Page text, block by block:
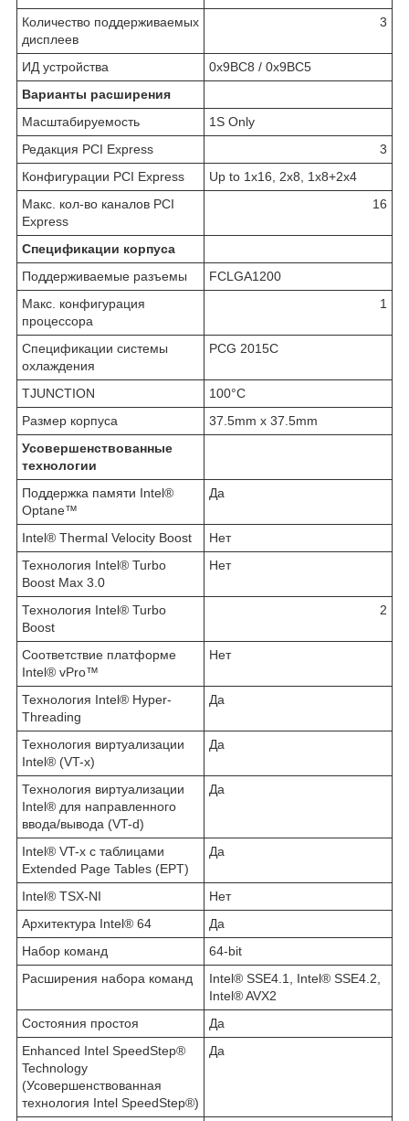
Количество поддерживаемых
дисплеев
3
ИД устройства
0x9BC8 / 0x9BC5
Варианты расширения
Масштабируемость
1S Only
Редакция PCI Express
3
Конфигурации PCI Express
Up to 1x16, 2x8, 1x8+2x4
Макс. кол-во каналов PCI
Express
16
Спецификации корпуса
Поддерживаемые разъемы
FCLGA1200
Макс. конфигурация
процессора
1
Спецификации системы
охлаждения
PCG 2015C
TJUNCTION
100°C
Размер корпуса
37.5mm x 37.5mm
Усовершенствованные
технологии
Поддержка памяти Intel®
Optane™
Да
Intel® Thermal Velocity Boost
Нет
Технология Intel® Turbo
Boost Max 3.0
Нет
Технология Intel® Turbo
Boost
2
Соответствие платформе
Intel® vPro™
Нет
Технология Intel® Hyper-
Threading
Да
Технология виртуализации
Intel® (VT-x)
Да
Технология виртуализации
Intel® для направленного
ввода/вывода (VT-d)
Да
Intel® VT-x с таблицами
Extended Page Tables (EPT)
Да
Intel® TSX-NI
Нет
Архитектура Intel® 64
Да
Набор команд
64-bit
Расширения набора команд
Intel® SSE4.1, Intel® SSE4.2,
Intel® AVX2
Состояния простоя
Да
Enhanced Intel SpeedStep®
Technology
(Усовершенствованная
технология Intel SpeedStep®)
Да